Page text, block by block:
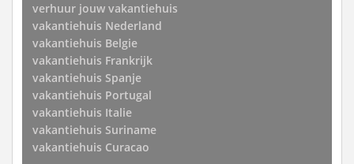
verhuur jouw vakantiehuis
vakantiehuis Nederland
vakantiehuis Belgie
vakantiehuis Frankrijk
vakantiehuis Spanje
vakantiehuis Portugal
vakantiehuis Italie
vakantiehuis Suriname
vakantiehuis Curacao